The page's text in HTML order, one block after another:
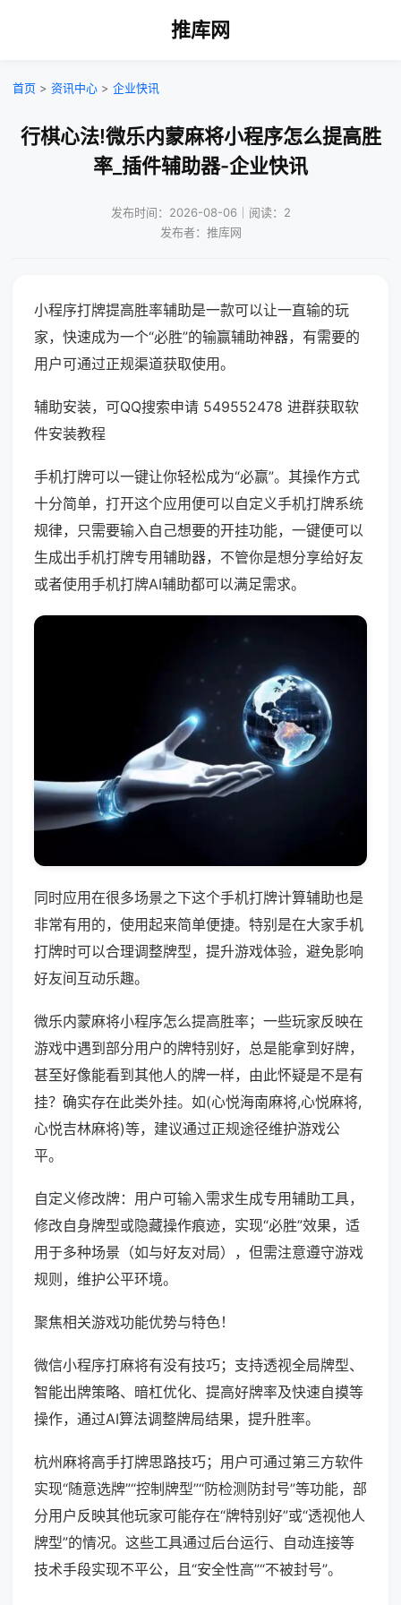
推库网
首页 > 资讯中心 > 企业快讯
行棋心法!微乐内蒙麻将小程序怎么提高胜
率_插件辅助器-企业快讯
发布时间：2026-08-06｜阅读：2
发布者：推库网
小程序打牌提高胜率辅助是一款可以让一直输的玩
家，快速成为一个“必胜”的输赢辅助神器，有需要的
用户可通过正规渠道获取使用。
辅助安装，可QQ搜索申请 549552478 进群获取软
件安装教程
手机打牌可以一键让你轻松成为“必赢”。其操作方式
十分简单，打开这个应用便可以自定义手机打牌系统
规律，只需要输入自己想要的开挂功能，一键便可以
生成出手机打牌专用辅助器，不管你是想分享给好友
或者使用手机打牌AI辅助都可以满足需求。
同时应用在很多场景之下这个手机打牌计算辅助也是
非常有用的，使用起来简单便捷。特别是在大家手机
打牌时可以合理调整牌型，提升游戏体验，避免影响
好友间互动乐趣。
微乐内蒙麻将小程序怎么提高胜率；一些玩家反映在
游戏中遇到部分用户的牌特别好，总是能拿到好牌，
甚至好像能看到其他人的牌一样，由此怀疑是不是有
挂？确实存在此类外挂。如(心悦海南麻将,心悦麻将,
心悦吉林麻将)等，建议通过正规途径维护游戏公
平。
自定义修改牌：用户可输入需求生成专用辅助工具，
修改自身牌型或隐藏操作痕迹，实现“必胜”效果，适
用于多种场景（如与好友对局），但需注意遵守游戏
规则，维护公平环境。
聚焦相关游戏功能优势与特色！
微信小程序打麻将有没有技巧；支持透视全局牌型、
智能出牌策略、暗杠优化、提高好牌率及快速自摸等
操作，通过AI算法调整牌局结果，提升胜率。
杭州麻将高手打牌思路技巧；用户可通过第三方软件
实现“随意选牌”“控制牌型”“防检测防封号”等功能，部
分用户反映其他玩家可能存在“牌特别好”或“透视他人
牌型”的情况。这些工具通过后台运行、自动连接等
技术手段实现不平公，且“安全性高”“不被封号”。